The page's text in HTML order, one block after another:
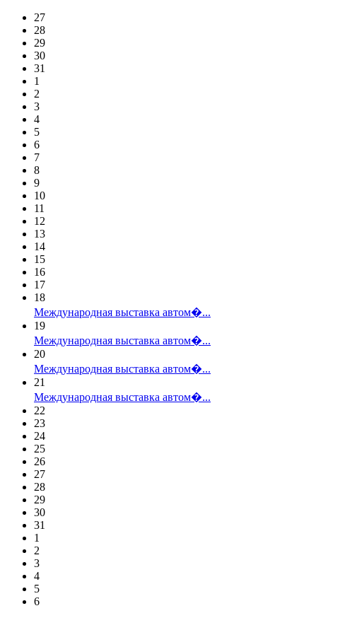
27
28
29
30
31
1
2
3
4
5
6
7
8
9
10
11
12
13
14
15
16
17
18
Международная выставка автом�...
19
Международная выставка автом�...
20
Международная выставка автом�...
21
Международная выставка автом�...
22
23
24
25
26
27
28
29
30
31
1
2
3
4
5
6